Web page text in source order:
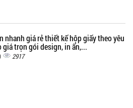
nhanh giá rẻ thiết kế hộp giấy theo yêu
giá trọn gói design, in ấn,...
2917